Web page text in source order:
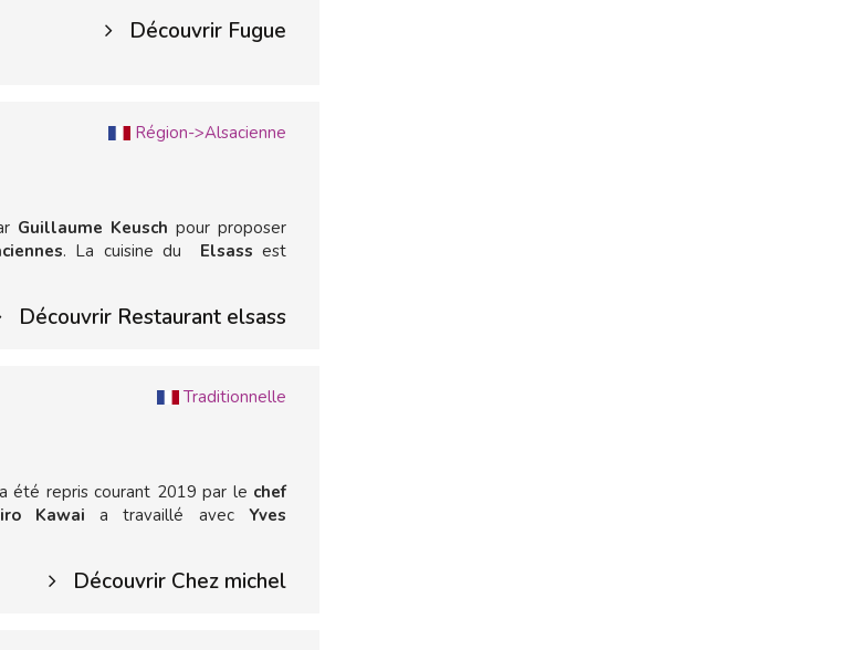
Découvrir Fugue
Région->Alsacienne
Guillaume Keusch pour proposer
. La cuisine du Elsassest
Découvrir Restaurant elsass
Traditionnelle
a été repris courant 2019 par le chef
Kawai a travaillé avecYves
Découvrir Chez michel